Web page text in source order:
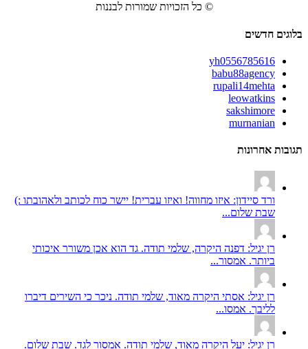
© כל הזכויות שמורות לבננות
בלוגים חדשים
yh0556785616
babu88agency
rupali14mehta
leowatkins
sakshimore
murnanian
תגובות אחרונות
ורד סיידון: איזו מחווה! ואיזו עברית! יישר כוח לכותב ולאהובתו :)
שבת שלום...
רן יגיל: דפנה היקרה, שלמי תודה. גד הוא אכן משורר איכותי
ביותר. אמסור...
רן יגיל: אסתי היקרה מאוד, שלמי תודה. ניכר כי השירים דיברו
לליבך. אמסו...
רן יגיל: יעל היקרה מאוד, שלמי תודה. אמסור לגד. שבת שלום.